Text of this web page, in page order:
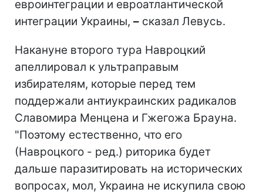
евроинтеграции и евроатлантической
интеграции Украины, – сказал Левусь.
Накануне второго тура Навроцкий
апеллировал к ультраправым
избирателям, которые перед тем
поддержали антиукраинских радикалов
Славомира Менцена и Гжегожа Брауна.
"Поэтому естественно, что его
(Навроцкого - ред.) риторика будет
дальше паразитировать на исторических
вопросах, мол, Украина не искупила свою